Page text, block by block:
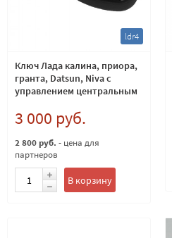
ldr4
Ключ Лада калина, приора,
гранта, Datsun, Niva с
управлением центральным
3 000 руб.
2 800 руб. - цена для
партнеров
В корзину